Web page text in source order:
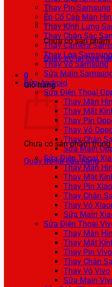
Chưa có sản
Quay trở lại cửa
0
Giỏ hàng
Chưa có sản phẩm
Quay trở lại cửa hàng
Thay Pin Samsung
Ép Cổ Cáp Màn
Thay Kính Lưng
Thay Chân Sạc
Thay Camera
Thay Loa Samsung
Thay Vỏ Samsung
Sửa Main
Sửa Android
Sửa Điện Thoại
Thay Màn
Thay Mặt
Thay Pin
Thay Vỏ
Thay Chân
Sửa Main
Sửa Điện Thoại
Thay Màn
Thay Mặt
Thay Pin
Thay Chân
Thay Vỏ
Sửa Main
Sửa Điện Thoại
Thay Màn
Thay Mặt
Thay Pin Vivo
Thay Chân
Thay Vỏ Vivo
Sửa Main